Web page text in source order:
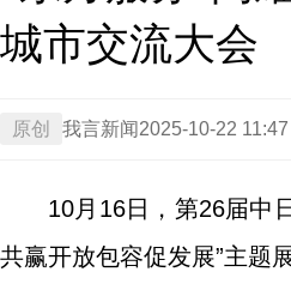
城市交流大会
原创 我言新闻 2025-10-22 11:47
10月16日，第26届中
共赢开放包容促发展”主题